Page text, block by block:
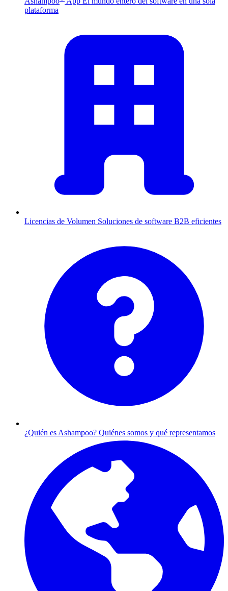
plataforma
Licencias de Volumen Soluciones de software B2B eficientes
¿Quién es Ashampoo? Quiénes somos y qué representamos